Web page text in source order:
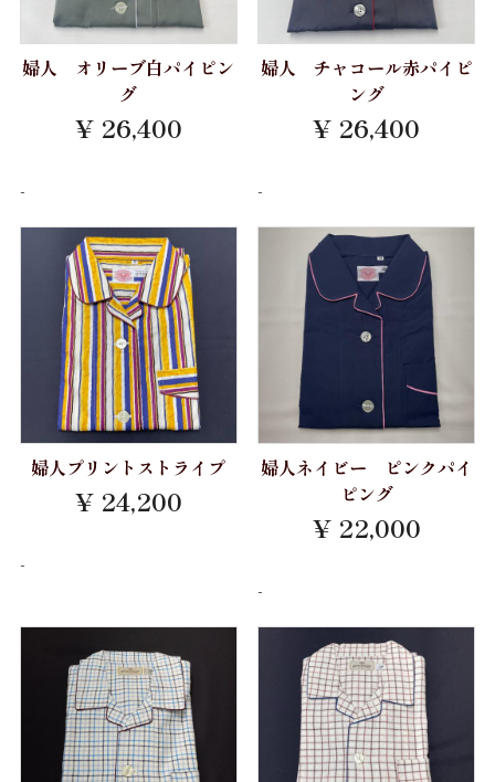
TESTA
THOMAS MASON
Grandi&Rubinelli
CANCLINI
ALBIATE
お仕立券
Price
～10,000円
20,001円～30,000円
30,001円～40,000円
40,001円～50,000円
50,001円～
お買物方法
婦人 オリーブ白パイピン
グ
¥ 26,400
-
婦人 チャコール赤パイピ
ング
¥ 26,400
-
婦人プリントストライプ
¥ 24,200
-
婦人ネイビー ピンクパイ
ピング
¥ 22,000
-